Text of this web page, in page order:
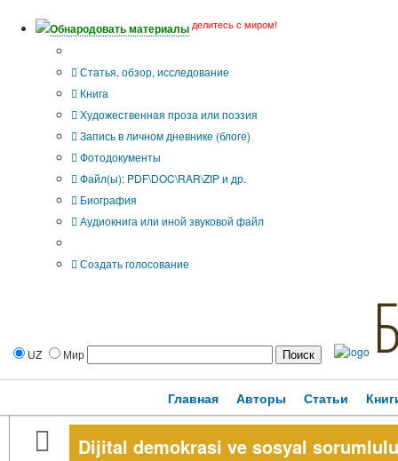
Обнародовать материалы делитесь с миром!
Статья, обзор, исследование
Книга
Художественная проза или поэзия
Запись в личном дневнике (блоге)
Фотодокументы
Файл(ы): PDF\DOC\RAR\ZIP и др.
Биография
Аудиокнига или иной звуковой файл
Создать голосование
UZ Мир
Главная Авторы Статьи
Dijital demokrasi ve sosyal